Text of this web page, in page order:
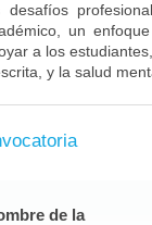
desafíos
un
a los
y la salud
de la